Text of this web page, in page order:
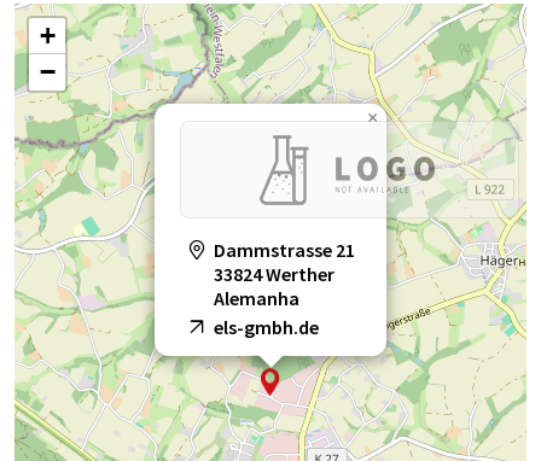
Dammstrasse 21
33824 Werther
Alemanha
els-gmbh.de
×
+
−